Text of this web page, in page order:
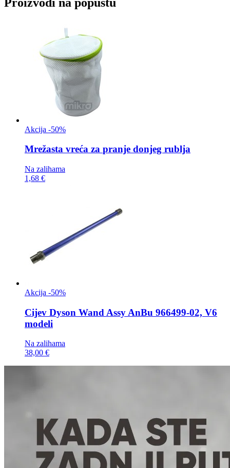
Akcija -50%
Mrežasta vreća za pranje donjeg rublja
Na zalihama
1,68 €
Akcija -50%
Cijev Dyson Wand Assy AnBu 966499-02, V6
modeli
Na zalihama
38,00 €